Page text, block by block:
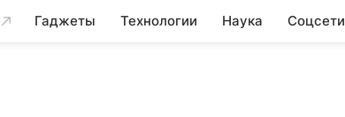
Гаджеты Технологии Наука Соцсети